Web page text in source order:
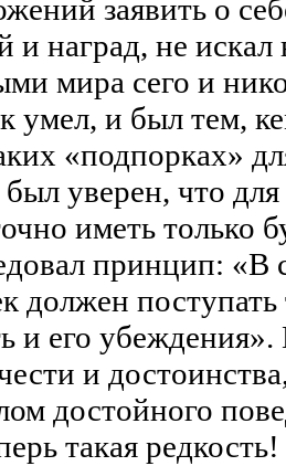
заявить о
и наград, не
мира сего и
умел, и был тем,
«подпорках»
уверен, что
иметь только
принцип:
должен
и его
и
достойного
такая редкость!